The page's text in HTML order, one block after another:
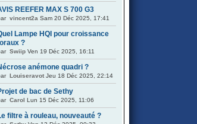
REEFER MAX S 700 G3
vincent2a Sam 20 Déc 2025, 17:41
Lampe HQI pour croissance
?
Swiip Ven 19 Déc 2025, 16:11
anémone quadri ?
Louiseravot Jeu 18 Déc 2025, 22:14
de bac de Sethy
Carol Lun 15 Déc 2025, 11:06
filtre à rouleau, nouveauté ?